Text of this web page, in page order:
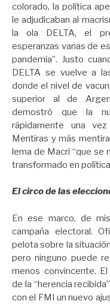
colorado, la política
le adjudicaban al
la ola DELTA, el
esperanzas vanas de
pandemia”. Justo
DELTA se vuelve a
donde el nivel de
superior al de
demostró que la
rápidamente una
Mentiras y más
lema de Macri “que se
transformado en
El circo de las
En ese marco, de
campaña electoral.
pelota sobre la
pero ninguno puede
menos convincente.
de la “herencia
con el FMI un nuevo